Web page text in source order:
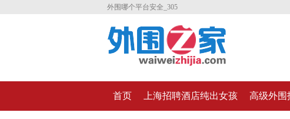
外围哪个平台安全_305
首页 上海招聘酒店纯出女孩 高级外围